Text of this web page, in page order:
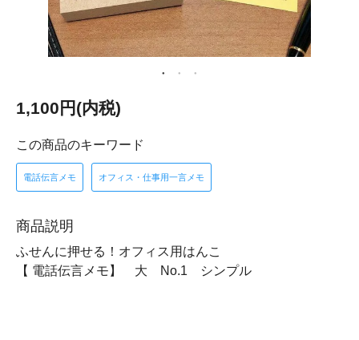
1,100円(内税)
この商品のキーワード
電話伝言メモ オフィス・仕事用一言メモ
商品説明
ふせんに押せる！オフィス用はんこ
【 電話伝言メモ】 大 No.1 シンプル